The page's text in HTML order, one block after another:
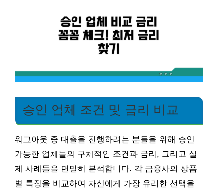
승인 업체 조건 및 금리 비교
워그아웃 중 대출을 진행하려는 분들을 위해 승인
가능한 업체들의 구체적인 조건과 금리, 그리고 실
제 사례들을 면밀히 분석합니다. 각 금융사의 상품
별 특징을 비교하여 자신에게 가장 유리한 선택을